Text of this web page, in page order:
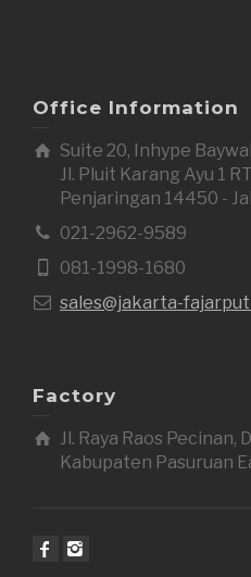
Office Information
Suite 20, Inhype
Jl. Pluit Karang Ayu 1
Penjaringan 14450 -
021-2962-9589
081-1998-1680
sales@jakarta-
Factory
Jl. Raya Raos Pecinan,
Kabupaten Pasuruan